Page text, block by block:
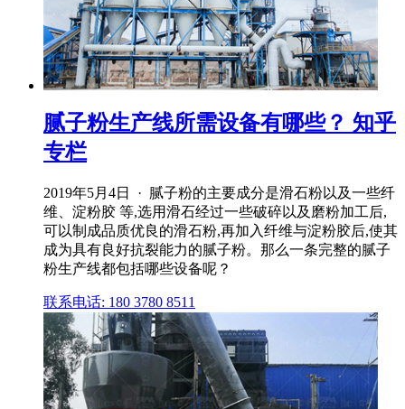
腻子粉生产线所需设备有哪些？ 知乎
专栏
2019年5月4日 · 腻子粉的主要成分是滑石粉以及一些纤
维、淀粉胶 等,选用滑石经过一些破碎以及磨粉加工后,
可以制成品质优良的滑石粉,再加入纤维与淀粉胶后,使其
成为具有良好抗裂能力的腻子粉。那么一条完整的腻子
粉生产线都包括哪些设备呢？
联系电话: 180 3780 8511